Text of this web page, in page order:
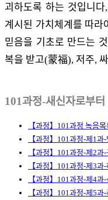
괴하도록 하는 것입니
계시된 가치체계를 따라
믿음을 기초로 만드는
복을 받고(蒙福), 저주,
101과정-새신자로부터
【과정】101과정 녹음
【과정】101과정-제1과
【과정】101과정-제2과
【과정】101과정-제3
【과정】101과정-제4
【과정】101과정-제5과